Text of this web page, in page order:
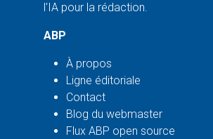
l'IA pour la rédaction.
ABP
À propos
Ligne éditoriale
Contact
Blog du webmaster
Flux ABP open source